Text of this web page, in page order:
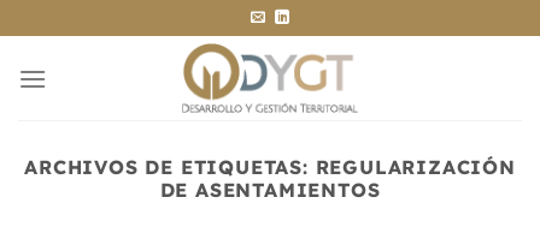
al
contenido
ARCHIVOS DE ETIQUETAS: REGULARIZACIÓN
DE ASENTAMIENTOS